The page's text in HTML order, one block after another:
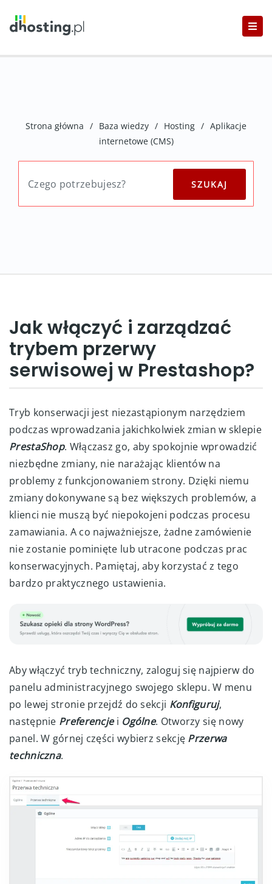
Strona główna / Baza wiedzy / Hosting / Aplikacje
internetowe (CMS)
Jak włączyć i zarządzać
trybem przerwy
serwisowej w Prestashop?
Tryb konserwacji jest niezastąpionym narzędziem
podczas wprowadzania jakichkolwiek zmian w sklepie
PrestaShop. Włączasz go, aby spokojnie wprowadzić
niezbędne zmiany, nie narażając klientów na
problemy z funkcjonowaniem strony. Dzięki niemu
zmiany dokonywane są bez większych problemów, a
klienci nie muszą być niepokojeni podczas procesu
zamawiania. A co najważniejsze, żadne zamówienie
nie zostanie pominięte lub utracone podczas prac
konserwacyjnych. Pamiętaj, aby korzystać z tego
bardzo praktycznego ustawienia.
Aby włączyć tryb techniczny, zaloguj się najpierw do
panelu administracyjnego swojego sklepu. W menu
po lewej stronie przejdź do sekcji Konfiguruj,
następnie Preferencjei Ogólne. Otworzy się nowy
panel. W górnej części wybierz sekcję Przerwa
techniczna.